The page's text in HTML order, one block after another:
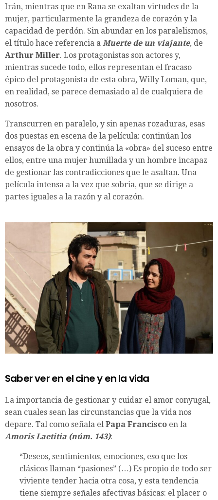
Irán, mientras que en Rana se exaltan virtudes de la
mujer, particularmente la grandeza de corazón y la
capacidad de perdón. Sin abundar en los paralelismos,
el título hace referencia a Muerte de un viajante, de
Arthur Miller. Los protagonistas son actores y,
mientras sucede todo, ellos representan el fracaso
épico del protagonista de esta obra, Willy Loman, que,
en realidad, se parece demasiado al de cualquiera de
nosotros.
Transcurren en paralelo, y sin apenas rozaduras, esas
dos puestas en escena de la película: continúan los
ensayos de la obra y continúa la «obra» del suceso entre
ellos, entre una mujer humillada y un hombre incapaz
de gestionar las contradicciones que le asaltan. Una
película intensa a la vez que sobria, que se dirige a
partes iguales a la razón y al corazón.
Saber ver en el cine y en la vida
La importancia de gestionar y cuidar el amor conyugal,
sean cuales sean las circunstancias que la vida nos
depare. Tal como señala el Papa Francisco en la
Amoris Laetitia (núm. 143):
“Deseos, sentimientos, emociones, eso que los
clásicos llaman “pasiones” (…) Es propio de todo ser
viviente tender hacia otra cosa, y esta tendencia
tiene siempre señales afectivas básicas: el placer o